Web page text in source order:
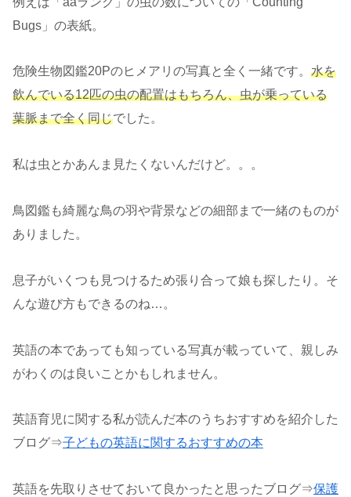
Bugs」の表紙。
危険生物図鑑20Pのヒメアリの写真と全く一緒です。 水を
飲んでいる12匹の虫の配置はもちろん、虫が乗っている
葉脈まで全く同じでした。
私は虫とかあんま見たくないんだけど。。。
鳥図鑑も綺麗な鳥の羽や背景などの細部まで一緒のものが
ありました。
息子がいくつも見つけるため張り合って娘も探したり。そ
んな遊び方もできるのね…。
英語の本であっても知っている写真が載っていて、親しみ
がわくのは良いことかもしれません。
英語育児に関する私が読んだ本のうちおすすめを紹介した
ブログ⇒子どもの英語に関するおすすめの本
英語を先取りさせておいて良かったと思ったブログ⇒保護